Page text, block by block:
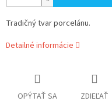
Tradičný tvar porcelánu.
Detailné informácie
OPÝTAŤ SA ZDIEĽAŤ